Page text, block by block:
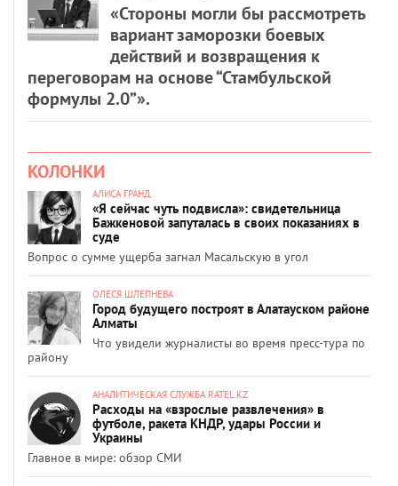
«Стороны могли бы рассмотреть
вариант заморозки боевых
действий и возвращения к
переговорам на основе “Стамбульской
формулы 2.0”».
КОЛОНКИ
АЛИСА ГРАНД
«Я сейчас чуть подвисла»: свидетельница
Бажкеновой запуталась в своих показаниях в
суде
Вопрос о сумме ущерба загнал Масальскую в угол
ОЛЕСЯ ШЛЕПНЕВА
Город будущего построят в Алатауском районе
Алматы
Что увидели журналисты во время пресс-тура по
району
АНАЛИТИЧЕСКАЯ СЛУЖБА RATEL.KZ
Расходы на «взрослые развлечения» в
футболе, ракета КНДР, удары России и
Украины
Главное в мире: обзор СМИ